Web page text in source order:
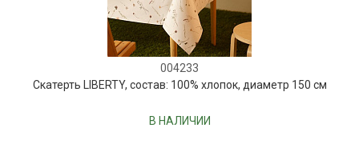
004233
Скатерть LIBERTY, состав: 100% хлопок, диаметр 150 см
В НАЛИЧИИ